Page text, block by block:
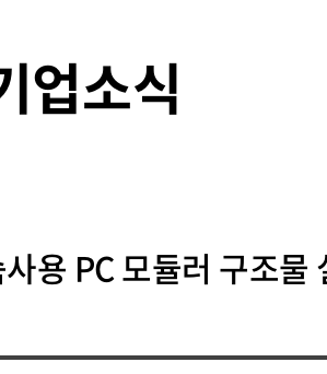
업소식
용 PC 모듈러 구조물